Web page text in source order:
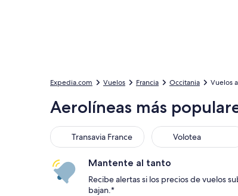
Expedia.com Vuelos Francia Occitania Vuelos
Aerolíneas más
Transavia France
Transavia France Volotea
Volotea
Mantente al tanto
Recibe alertas si los precios de vuelos
bajan.*